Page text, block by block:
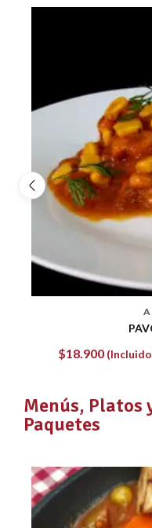
$14.364
Menús, Platos
Paquetes